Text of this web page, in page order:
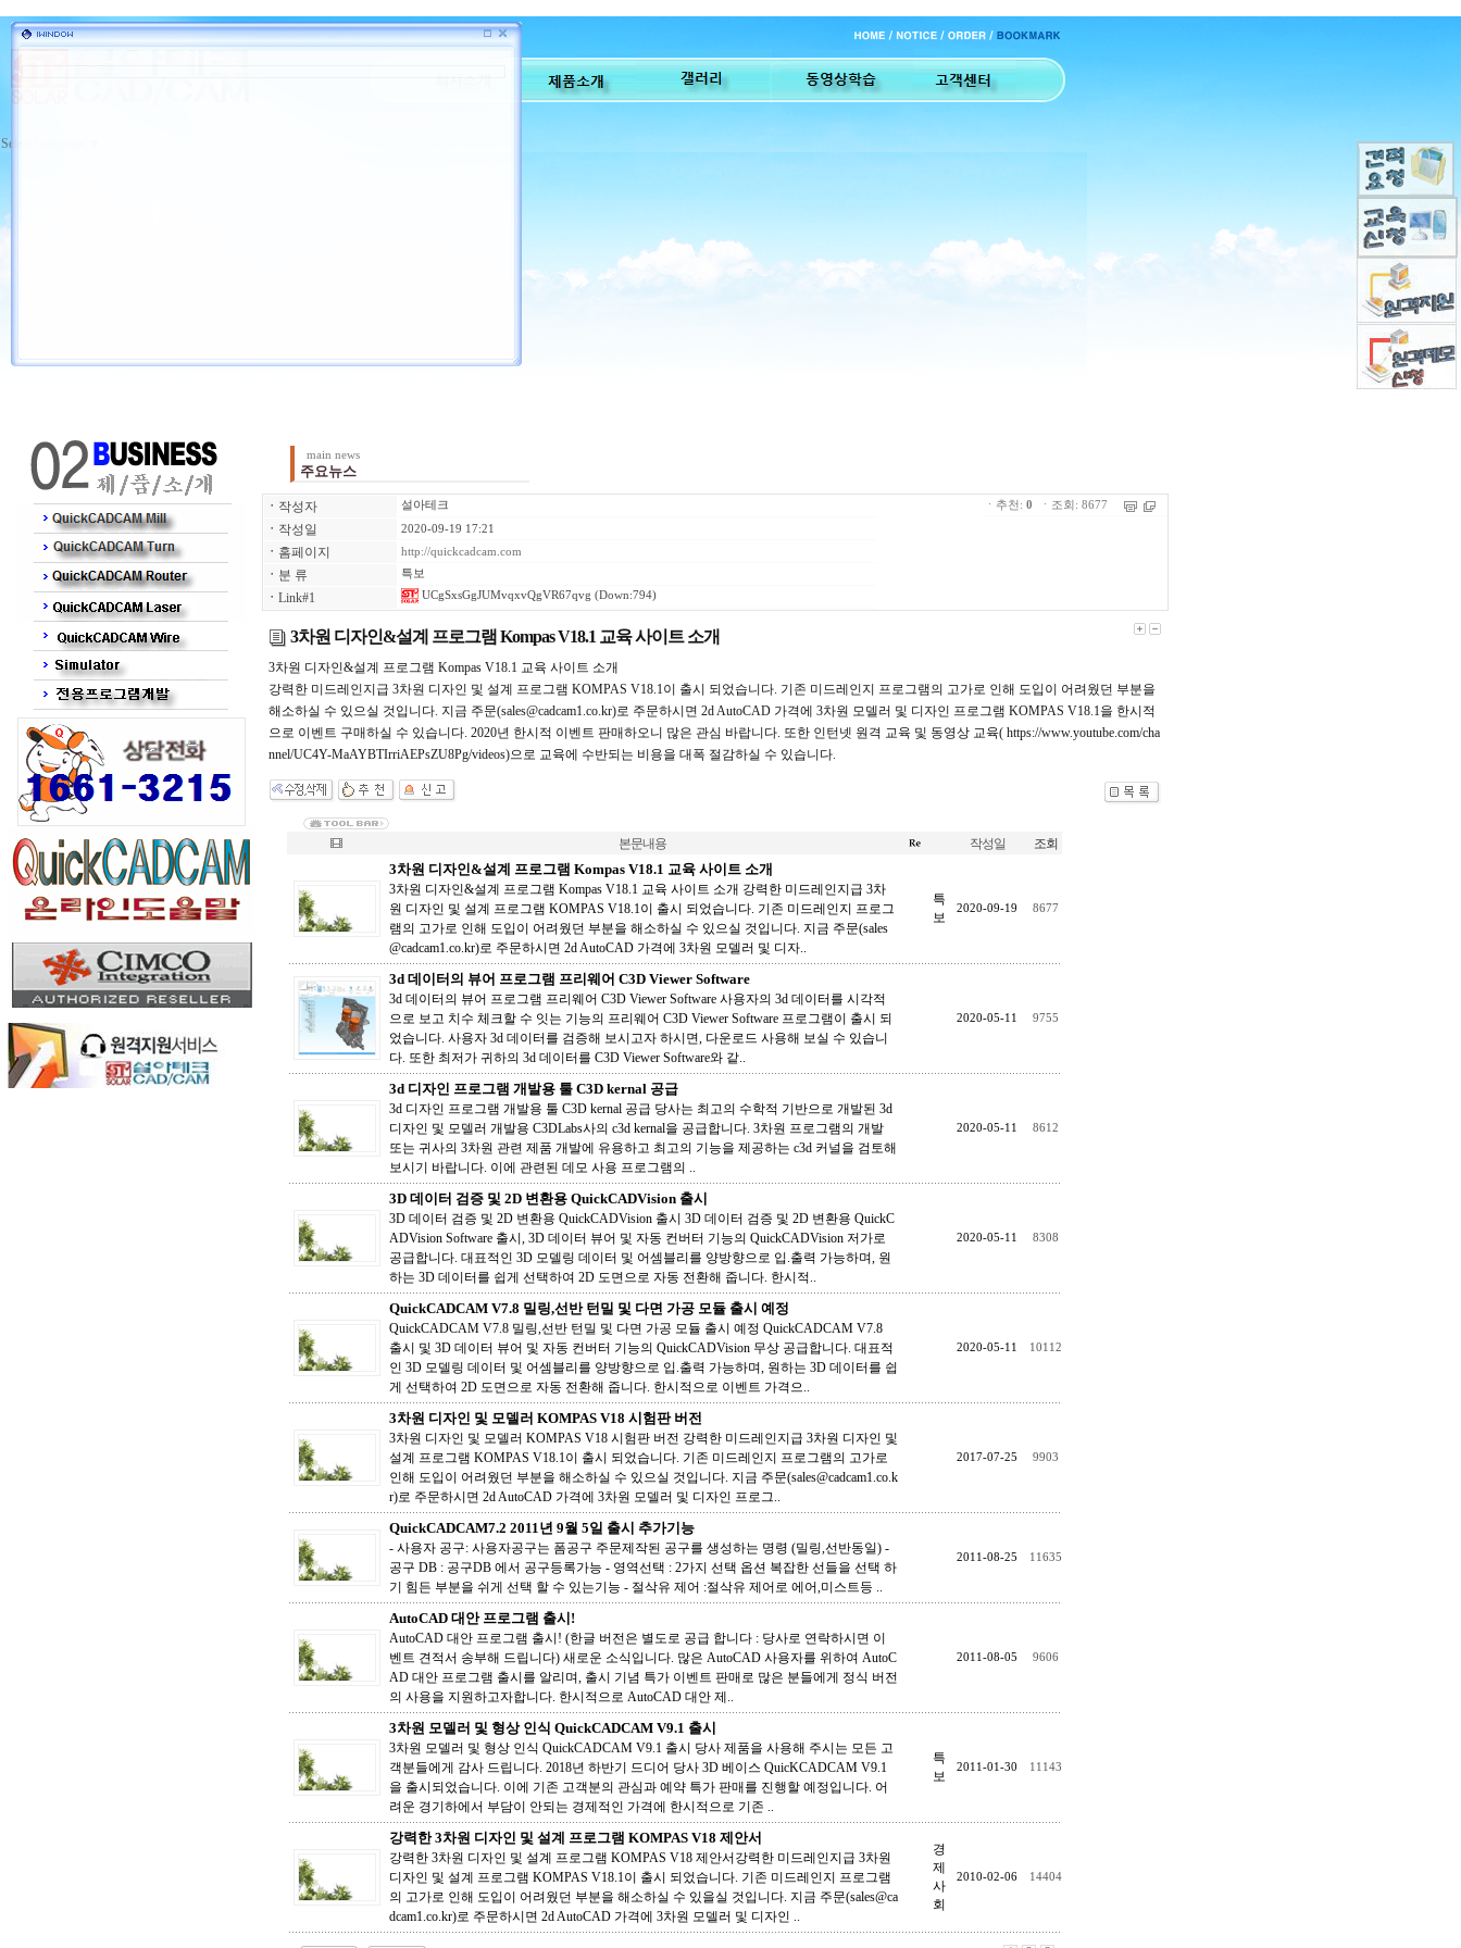
Select Language
main news
주요뉴스
ㆍ 작성자 설아테크
ㆍ 작성일 2020-09-19 17:21
ㆍ 홈페이지 http://quickcadcam.com
ㆍ 분 류 특보
ㆍLink#1 UCgSxsGgJUMvqxvQgVR67qvg (Down:794)
ㆍ추천:0 ㆍ조회: 8677
3차원 디자인&설계 프로그램 Kompas V18.1 교육 사이트 소개
3차원 디자인&설계 프로그램 Kompas V18.1 교육 사이트 소개
강력한 미드레인지급 3차원 디자인 및 설계 프로그램 KOMPAS V18.1이 출시 되었습니다. 기존 미드레인지 프로그램의 고가로 인해 도입이 어려웠던 부분을
해소하실 수 있으실 것입니다. 지금 주문(sales@cadcam1.co.kr)로 주문하시면 2d AutoCAD 가격에 3차원 모델러 및 디자인 프로그램 KOMPAS V18.1을 한시적
으로 이벤트 구매하실 수 있습니다. 2020년 한시적 이벤트 판매하오니 많은 관심 바랍니다. 또한 인턴넷 원격 교육 및 동영상 교육( https://www.youtube.com/cha
nnel/UC4Y-MaAYBTIrriAEPsZU8Pg/videos)으로 교육에 수반되는 비용을 대폭 절감하실 수 있습니다.
본문내용 작성일 조회
3차원 디자인&설계 프로그램 Kompas V18.1 교육 사이트 소개
3차원 디자인&설계 프로그램 Kompas V18.1 교육 사이트 소개 강력한 미드레인지급 3차
원 디자인 및 설계 프로그램 KOMPAS V18.1이 출시 되었습니다. 기존 미드레인지 프로그
램의 고가로 인해 도입이 어려웠던 부분을 해소하실 수 있으실 것입니다. 지금 주문(sales
@cadcam1.co.kr)로 주문하시면 2d AutoCAD 가격에 3차원 모델러 및 디자..
특
보
2020-09-19 8677
3d 데이터의 뷰어 프로그램 프리웨어 C3D Viewer Software
3d 데이터의 뷰어 프로그램 프리웨어 C3D Viewer Software 사용자의 3d 데이터를 시각적
으로 보고 치수 체크할 수 잇는 기능의 프리웨어 C3D Viewer Software 프로그램이 출시 되
었습니다. 사용자 3d 데이터를 검증해 보시고자 하시면, 다운로드 사용해 보실 수 있습니
다. 또한 최저가 귀하의 3d 데이터를 C3D Viewer Software와 같..
2020-05-11 9755
3d 디자인 프로그램 개발용 툴 C3D kernal 공급
3d 디자인 프로그램 개발용 툴 C3D kernal 공급 당사는 최고의 수학적 기반으로 개발된 3d
디자인 및 모델러 개발용 C3DLabs사의 c3d kernal을 공급합니다. 3차원 프로그램의 개발
또는 귀사의 3차원 관련 제품 개발에 유용하고 최고의 기능을 제공하는 c3d 커널을 검토해
보시기 바랍니다. 이에 관련된 데모 사용 프로그램의 ..
2020-05-11 8612
3D 데이터 검증 및 2D 변환용 QuickCADVision 출시
3D 데이터 검증 및 2D 변환용 QuickCADVision 출시 3D 데이터 검증 및 2D 변환용 QuickC
ADVision Software 출시, 3D 데이터 뷰어 및 자동 컨버터 기능의 QuickCADVision 저가로
공급합니다. 대표적인 3D 모델링 데이터 및 어셈블리를 양방향으로 입.출력 가능하며, 원
하는 3D 데이터를 쉽게 선택하여 2D 도면으로 자동 전환해 줍니다. 한시적..
2020-05-11 8308
QuickCADCAM V7.8 밀링,선반 턴밀 및 다면 가공 모듈 출시 예정
QuickCADCAM V7.8 밀링,선반 턴밀 및 다면 가공 모듈 출시 예정 QuickCADCAM V7.8
출시 및 3D 데이터 뷰어 및 자동 컨버터 기능의 QuickCADVision 무상 공급합니다. 대표적
인 3D 모델링 데이터 및 어셈블리를 양방향으로 입.출력 가능하며, 원하는 3D 데이터를 쉽
게 선택하여 2D 도면으로 자동 전환해 줍니다. 한시적으로 이벤트 가격으..
2020-05-11 10112
3차원 디자인 및 모델러 KOMPAS V18 시험판 버전
3차원 디자인 및 모델러 KOMPAS V18 시험판 버전 강력한 미드레인지급 3차원 디자인 및
설계 프로그램 KOMPAS V18.1이 출시 되었습니다. 기존 미드레인지 프로그램의 고가로
인해 도입이 어려웠던 부분을 해소하실 수 있으실 것입니다. 지금 주문(sales@cadcam1.co.k
r)로 주문하시면 2d AutoCAD 가격에 3차원 모델러 및 디자인 프로그..
2017-07-25 9903
QuickCADCAM7.2 2011년 9월 5일 출시 추가기능
- 사용자 공구: 사용자공구는 폼공구 주문제작된 공구를 생성하는 명령 (밀링,선반동일) -
공구 DB : 공구DB 에서 공구등록가능 - 영역선택 : 2가지 선택 옵션 복잡한 선들을 선택 하
기 힘든 부분을 쉬게 선택 할 수 있는기능 - 절삭유 제어 :절삭유 제어로 에어,미스트등 ..
2011-08-25 11635
AutoCAD 대안 프로그램 출시!
AutoCAD 대안 프로그램 출시! (한글 버전은 별도로 공급 합니다 : 당사로 연락하시면 이
벤트 견적서 송부해 드립니다) 새로운 소식입니다. 많은 AutoCAD 사용자를 위하여 AutoC
AD 대안 프로그램 출시를 알리며, 출시 기념 특가 이벤트 판매로 많은 분들에게 정식 버전
의 사용을 지원하고자합니다. 한시적으로 AutoCAD 대안 제..
2011-08-05 9606
3차원 모델러 및 형상 인식 QuickCADCAM V9.1 출시
3차원 모델러 및 형상 인식 QuickCADCAM V9.1 출시 당사 제품을 사용해 주시는 모든 고
객분들에게 감사 드립니다. 2018년 하반기 드디어 당사 3D 베이스 QuicKCADCAM V9.1
을 출시되었습니다. 이에 기존 고객분의 관심과 예약 특가 판매를 진행할 예정입니다. 어
려운 경기하에서 부담이 안되는 경제적인 가격에 한시적으로 기존 ..
특
보
2011-01-30 11143
강력한 3차원 디자인 및 설계 프로그램 KOMPAS V18 제안서
강력한 3차원 디자인 및 설계 프로그램 KOMPAS V18 제안서강력한 미드레인지급 3차원
디자인 및 설계 프로그램 KOMPAS V18.1이 출시 되었습니다. 기존 미드레인지 프로그램
의 고가로 인해 도입이 어려웠던 부분을 해소하실 수 있을실 것입니다. 지금 주문(sales@ca
dcam1.co.kr)로 주문하시면 2d AutoCAD 가격에 3차원 모델러 및 디자인 ..
경
제
사
회
2010-02-06 14404